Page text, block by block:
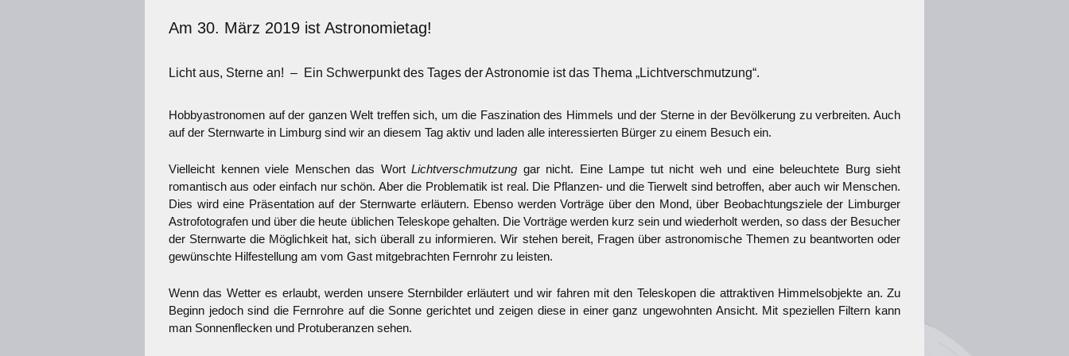
Am 30. März 2019 ist Astronomietag!
Licht aus, Sterne an! – Ein Schwerpunkt des Tages der Astronomie ist das Thema „Lichtverschmutzung“.
Hobbyastronomen auf der ganzen Welt treffen sich, um die Faszination des Himmels und der Sterne in der Bevölkerung zu verbreiten. Auch
auf der Sternwarte in Limburg sind wir an diesem Tag aktiv und laden alle interessierten Bürger zu einem Besuch ein.
Vielleicht kennen viele Menschen das Wort Lichtverschmutzung gar nicht. Eine Lampe tut nicht weh und eine beleuchtete Burg sieht
romantisch aus oder einfach nur schön. Aber die Problematik ist real. Die Pflanzen- und die Tierwelt sind betroffen, aber auch wir Menschen.
Dies wird eine Präsentation auf der Sternwarte erläutern. Ebenso werden Vorträge über den Mond, über Beobachtungsziele der Limburger
Astrofotografen und über die heute üblichen Teleskope gehalten. Die Vorträge werden kurz sein und wiederholt werden, so dass der Besucher
der Sternwarte die Möglichkeit hat, sich überall zu informieren. Wir stehen bereit, Fragen über astronomische Themen zu beantworten oder
gewünschte Hilfestellung am vom Gast mitgebrachten Fernrohr zu leisten.
Wenn das Wetter es erlaubt, werden unsere Sternbilder erläutert und wir fahren mit den Teleskopen die attraktiven Himmelsobjekte an. Zu
Beginn jedoch sind die Fernrohre auf die Sonne gerichtet und zeigen diese in einer ganz ungewohnten Ansicht. Mit speziellen Filtern kann
man Sonnenflecken und Protuberanzen sehen.